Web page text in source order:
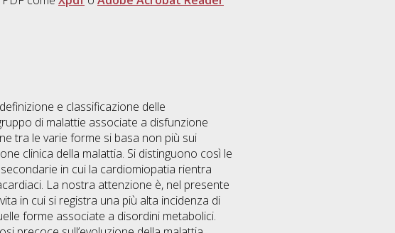
e classificazione delle
di malattie associate a disfunzione
tra le varie forme si basa non più sui
clinica della malattia. Si distinguono così le
in cui la cardiomiopatia rientra
La nostra attenzione è, nel presente
in cui si registra una più alta incidenza di
forme associate a disordini metabolici.